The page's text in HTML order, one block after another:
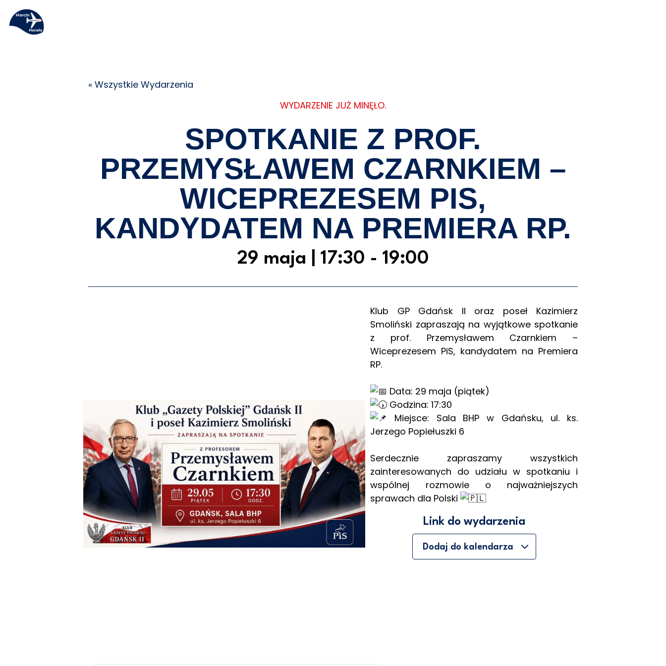
« Wszystkie Wydarzenia
WYDARZENIE JUŻ MINĘŁO.
SPOTKANIE Z PROF.
PRZEMYSŁAWEM CZARNKIEM –
WICEPREZESEM PIS,
KANDYDATEM NA PREMIERA RP.
29 maja 17:30 - 19:00
Klub GP Gdańsk II oraz poseł Kazimierz
Smoliński zapraszają na wyjątkowe spotkanie
z prof. Przemysławem Czarnkiem –
Wiceprezesem PiS, kandydatem na Premiera
RP.
Data: 29 maja (piątek)
Godzina: 17:30
Miejsce: Sala BHP w Gdańsku, ul. ks.
Jerzego Popiełuszki 6
Serdecznie zapraszamy wszystkich
zainteresowanych do udziału w spotkaniu i
wspólnej rozmowie o najważniejszych
sprawach dla Polski
Link do wydarzenia
Dodaj do kalendarza